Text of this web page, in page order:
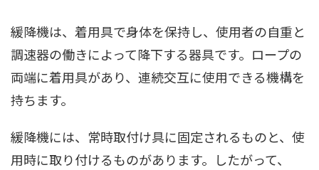
緩降機は、着用具で身体を保持し、使用者の自重と
調速器の働きによって降下する器具です。ロープの
両端に着用具があり、連続交互に使用できる機構を
持ちます。
緩降機には、常時取付け具に固定されるものと、使
用時に取り付けるものがあります。したがって、